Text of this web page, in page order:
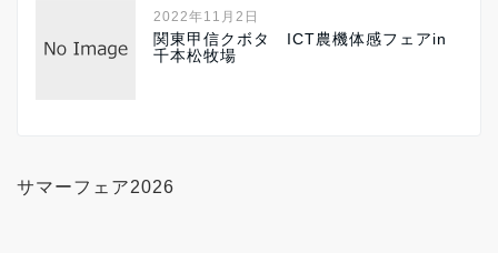
2022年11月2日
関東甲信クボタ ICT農機体感フェアin
千本松牧場
サマーフェア2026